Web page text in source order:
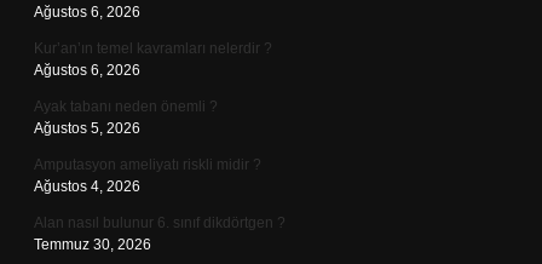
Ağustos 6, 2026
Kur’an’ın temel kavramları nelerdir ?
Ağustos 6, 2026
Ayak tabanı neden önemli ?
Ağustos 5, 2026
Amputasyon ameliyatı riskli midir ?
Ağustos 4, 2026
Alan nasıl bulunur 6. sınıf dikdörtgen ?
Temmuz 30, 2026